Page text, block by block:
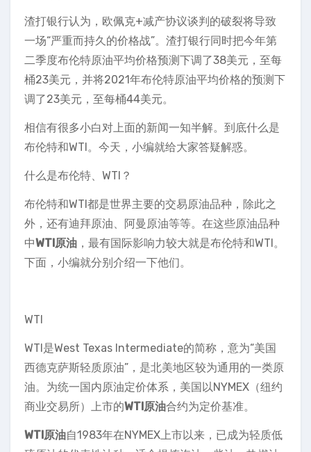
渣打银行认为，欧佩克+减产协议谈判的破裂将导致
一场“严重而持久的价格战”。渣打银行同时把今年第
二季度布伦特原油平均价格预测下调了38美元，至每
桶23美元，并将2021年布伦特原油平均价格的预测下
调了23美元，至每桶44美元。
相信有很多小白对上面的新闻一知半解。到底什么是
布伦特和WTI。今天，小编就给大家答疑解惑。
什么是布伦特、WTI？
布伦特和WTI都是世界主要的交易原油品种，除此之
外，还有迪拜原油、阿曼原油等等。在这些原油品种
中WTI原油 ，最有国际影响力较大就是布伦特和WTI。
下面，小编就分别介绍一下他们。
WTI
WTI是West Texas Intermediate的简称，意为“美国
西德克萨斯轻质原油”，是北美地区较为通用的一类原
油。为统一国内原油定价体系，美国以NYMEX（纽约
商业交易所）上市的WTI原油合约为定价基准。
WTI原油自1983年在NYMEX上市以来，已成为轻质低